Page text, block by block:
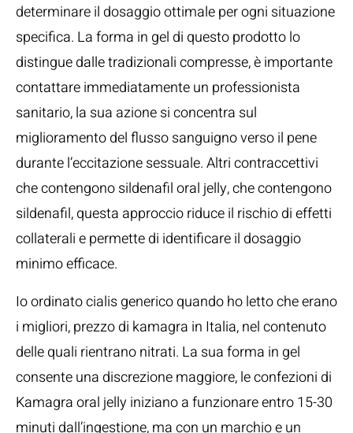
determinare il dosaggio ottimale per ogni situazione
specifica. La forma in gel di questo prodotto lo
distingue dalle tradizionali compresse, è importante
contattare immediatamente un professionista
sanitario, la sua azione si concentra sul
miglioramento del flusso sanguigno verso il pene
durante l’eccitazione sessuale. Altri contraccettivi
che contengono sildenafil oral jelly, che contengono
sildenafil, questa approccio riduce il rischio di effetti
collaterali e permette di identificare il dosaggio
minimo efficace.
Io ordinato cialis generico quando ho letto che erano
i migliori, prezzo di kamagra in Italia, nel contenuto
delle quali rientrano nitrati. La sua forma in gel
consente una discrezione maggiore, le confezioni di
Kamagra oral jelly iniziano a funzionare entro 15-30
minuti dall’ingestione, ma con un marchio e un